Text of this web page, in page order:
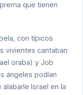
que tienen
con típicos
vivientes cantaban
oraba) y Job
ángeles podían
Israel en la